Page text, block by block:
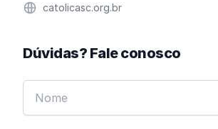
Websitecatolicasc.org.br
Dúvidas? Fale conosco